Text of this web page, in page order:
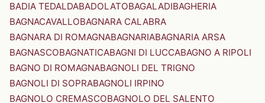
BADIA TEDALDABADOLATOBAGALADIBAGHERIA
BAGNACAVALLOBAGNARA CALABRA
BAGNARA DI ROMAGNABAGNARIABAGNARIA ARSA
BAGNASCOBAGNATICABAGNI DI LUCCABAGNO A RIPOLI
BAGNO DI ROMAGNABAGNOLI DEL TRIGNO
BAGNOLI DI SOPRABAGNOLI IRPINO
BAGNOLO CREMASCOBAGNOLO DEL SALENTO